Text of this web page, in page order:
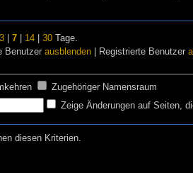
3 |7 14 |30 Tage.
Benutzerausblenden | Registrierte Benutzer
Zugehöriger Namensraum
Zeige Änderungen auf Seiten,
diesen Kriterien.